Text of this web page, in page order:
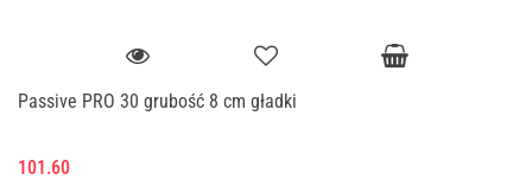
Passive PRO 30 grubość 8 cm gładki
101.60